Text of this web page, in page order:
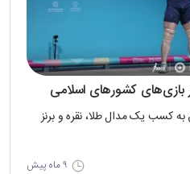
بازی‌های کشورهای اسلامی
به کسب یک مدال طلا، نقره و برنز
۹ ماه پیش